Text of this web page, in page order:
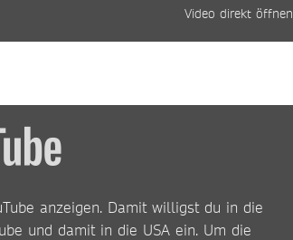
Video direkt öffnen
anzeigen. Damit willigst du in die
und damit in die USA ein. Um die